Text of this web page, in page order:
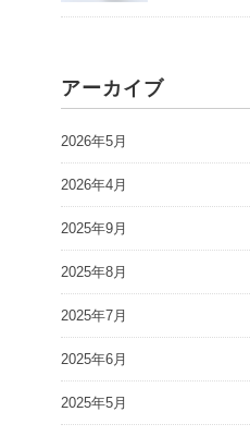
アーカイブ
2026年5月
2026年4月
2025年9月
2025年8月
2025年7月
2025年6月
2025年5月